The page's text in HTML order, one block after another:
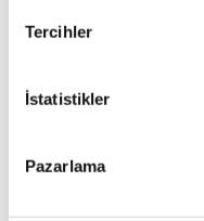
Tercihler
İstatistikler
Pazarlama
otomobil
görünüyor.
yetkilileri